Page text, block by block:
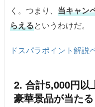
く。つまり、 当キャン
らえるというわけだ。
ドスパラポイント解説
2. 合計5,000円以
豪華景品が当たる